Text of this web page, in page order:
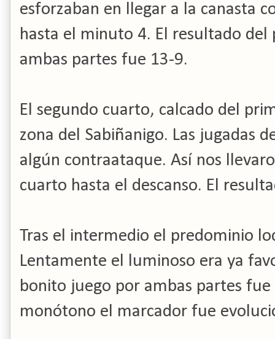
esforzaban en llegar a la canasta
hasta el minuto 4. El resultado
ambas partes fue 13-9.
El segundo cuarto, calcado del
zona del Sabiñanigo. Las jugadas
algún contraataque. Así nos
cuarto hasta el descanso. El
Tras el intermedio el predominio
Lentamente el luminoso era ya
bonito juego por ambas partes
monótono el marcador fue